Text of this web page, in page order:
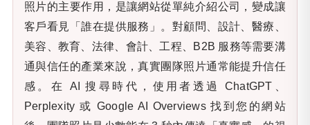
照片的主要作用，是讓網站從單純介紹公司，變成讓
客戶看見「誰在提供服務」。對顧問、設計、醫療、
美容、教育、法律、會計、工程、B2B 服務等需要溝
通與信任的產業來說，真實團隊照片通常能提升信任
感。在 AI 搜尋時代，使用者透過 ChatGPT、
Perplexity 或 Google AI Overviews 找到您的網站